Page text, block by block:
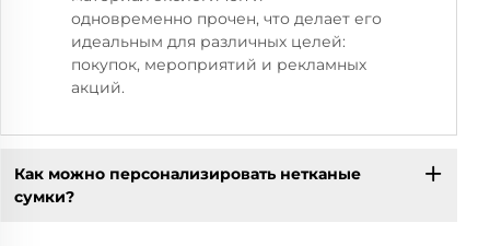
одновременно прочен, что делает его
идеальным для различных целей:
покупок, мероприятий и рекламных
акций.
Как можно персонализировать нетканые
сумки?